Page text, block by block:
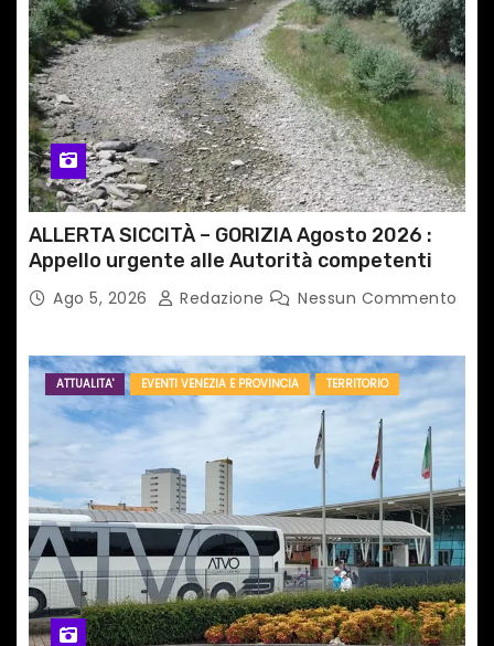
ALLERTA SICCITÀ – GORIZIA Agosto 2026 :
Appello urgente alle Autorità competenti
Ago 5, 2026 Redazione Nessun Commento
ATTUALITA' EVENTI VENEZIA E PROVINCIA TERRITORIO